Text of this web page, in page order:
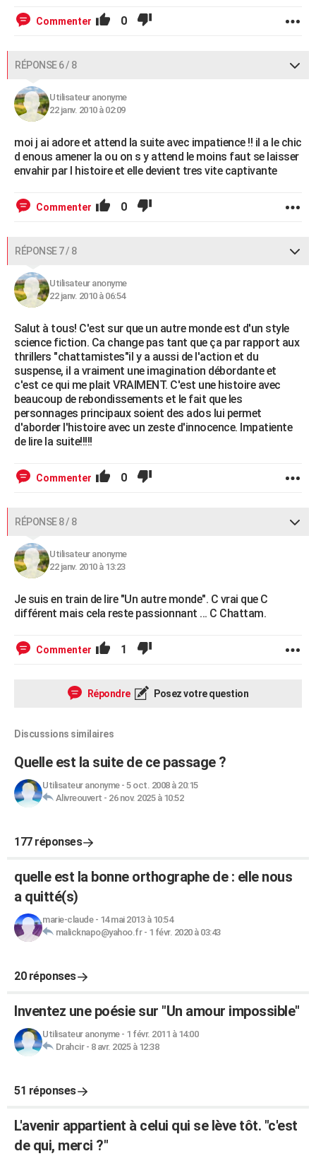
Commenter 0
RÉPONSE 6 / 8
Utilisateur anonyme
22 janv. 2010 à 02:09
moi j ai adore et attend la suite avec impatience !! il a le chic
d enous amener la ou on s y attend le moins faut se laisser
envahir par l histoire et elle devient tres vite captivante
Commenter 0
RÉPONSE 7 / 8
Utilisateur anonyme
22 janv. 2010 à 06:54
Salut à tous! C'est sur que un autre monde est d'un style
science fiction. Ca change pas tant que ça par rapport aux
thrillers "chattamistes"il y a aussi de l'action et du
suspense, il a vraiment une imagination débordante et
c'est ce qui me plait VRAIMENT. C'est une histoire avec
beaucoup de rebondissements et le fait que les
personnages principaux soient des ados lui permet
d'aborder l'histoire avec un zeste d'innocence. Impatiente
de lire la suite!!!!!
Commenter 0
RÉPONSE 8 / 8
Utilisateur anonyme
22 janv. 2010 à 13:23
Je suis en train de lire "Un autre monde". C vrai que C
différent mais cela reste passionnant ... C Chattam.
Commenter 1
Répondre Posez votre question
Discussions similaires
Quelle est la suite de ce passage ?
Utilisateur anonyme- 5 oct. 2008 à 20:15
Alivreouvert - 26 nov. 2025 à 10:52
177 réponses
quelle est la bonne orthographe de : elle nous
a quitté(s)
marie-claude- 14 mai 2013 à 10:54
malicknapo@yahoo.fr- 1 févr. 2020 à 03:43
20 réponses
Inventez une poésie sur "Un amour impossible"
Utilisateur anonyme- 1 févr. 2011 à 14:00
Drahcir- 8 avr. 2025 à 12:38
51 réponses
L'avenir appartient à celui qui se lève tôt. "c'est
de qui, merci ?"